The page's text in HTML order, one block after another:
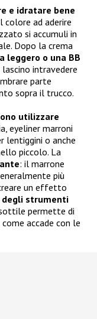
e idratare bene
colore ad aderire
si accumuli in
Dopo la crema
leggero o una BB
intravedere
parte
sopra il trucco.
utilizzare
eyeliner marroni
lentiggini o anche
piccolo. La
: il marrone
più
un effetto
degli strumenti
permette di
accade con le